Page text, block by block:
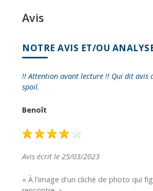
Avis
NOTRE AVIS ET/OU
!! Attention avant lecture !! Qui dit avis
spoil.
Benoît
Avis écrit le 25/03/2023
« À l'image d'un cliché de photo qui